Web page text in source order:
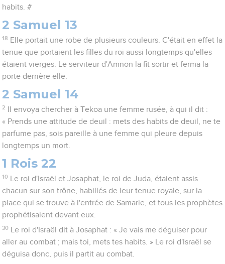
habits. #
2 Samuel 13
18 Elle portait une robe de plusieurs couleurs. C'était en effet la
tenue que portaient les filles du roi aussi longtemps qu'elles
étaient vierges. Le serviteur d'Amnon la fit sortir et ferma la
porte derrière elle.
2 Samuel 14
2
Il envoya chercher à Tekoa une femme rusée, à qui il dit :
« Prends une attitude de deuil : mets des habits de deuil, ne te
parfume pas, sois pareille à une femme qui pleure depuis
longtemps un mort.
1 Rois 22
10
Le roi d'Israël et Josaphat, le roi de Juda, étaient assis
chacun sur son trône, habillés de leur tenue royale, sur la
place qui se trouve à l'entrée de Samarie, et tous les prophètes
prophétisaient devant eux.
30
Le roi d'Israël dit à Josaphat : « Je vais me déguiser pour
aller au combat ; mais toi, mets tes habits. » Le roi d'Israël se
déguisa donc, puis il partit au combat.